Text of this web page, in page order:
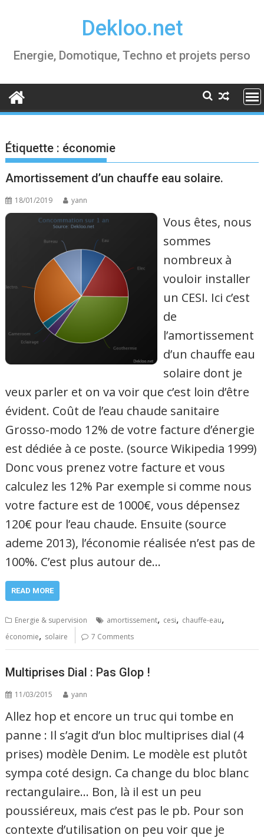
Dekloo.net
Energie, Domotique, Techno et projets perso
Étiquette : économie
Amortissement d’un chauffe eau solaire.
18/01/2019 yann
Vous êtes, nous
sommes
nombreux à
vouloir installer
un CESI. Ici c’est
de
l’amortissement
d’un chauffe eau
solaire dont je
veux parler et on va voir que c’est loin d’être
évident. Coût de l’eau chaude sanitaire
Grosso-modo 12% de votre facture d’énergie
est dédiée à ce poste. (source Wikipedia 1999)
Donc vous prenez votre facture et vous
calculez les 12% Par exemple si comme nous
votre facture est de 1000€, vous dépensez
120€ pour l’eau chaude. Ensuite (source
ademe 2013), l’économie réalisée n’est pas de
100%. C’est plus autour de…
READ MORE
Energie & supervision amortissement, cesi, chauffe-eau,
économie, solaire 7 Comments
Multiprises Dial : Pas Glop !
11/03/2015 yann
Allez hop et encore un truc qui tombe en
panne : Il s’agit d’un bloc multiprises dial (4
prises) modèle Denim. Le modèle est plutôt
sympa coté design. Ca change du bloc blanc
rectangulaire… Bon, là il est un peu
poussiéreux, mais c’est pas le pb. Pour son
contexte d’utilisation on peu voir que je